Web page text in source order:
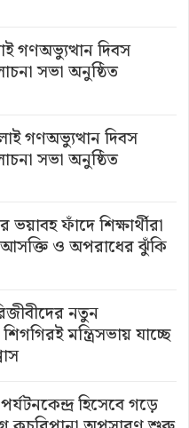
গণঅভ্যুত্থান দিবস
সভা অনুষ্ঠিত
গণঅভ্যুত্থান দিবস
সভা অনুষ্ঠিত
ফাঁদে শিক্ষার্থীরা
আসক্তি ও অপরাধের ঝুঁকি
নতুন
মন্ত্রিসভায় যাচ্ছে
হিসেবে গড়ে